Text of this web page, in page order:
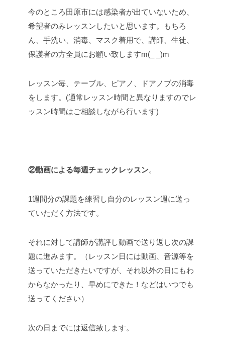
今のところ田原市には感染者が出ていないため、
希望者のみレッスンしたいと思います。もちろ
ん、手洗い、消毒、マスク着用で、講師、生徒、
保護者の方全員にお願い致しますm(_ _)m
レッスン毎、テーブル、ピアノ、ドアノブの消毒
をします。(通常レッスン時間と異なりますのでレ
ッスン時間はご相談しながら行います)
②動画による毎週チェックレッスン。
1週間分の課題を練習し自分のレッスン週に送っ
ていただく方法です。
それに対して講師が講評し動画で送り返し次の課
題に進みます。（レッスン日には動画、音源等を
送っていただきたいですが、それ以外の日にもわ
からなかったり、早めにできた！などはいつでも
送ってください）
次の日までには返信致します。